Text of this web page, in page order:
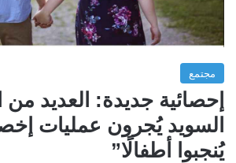
مجتمع
إحصائية جديدة: العديد
السويد يُجرون عمليات
يُنجبوا أطفالًا”